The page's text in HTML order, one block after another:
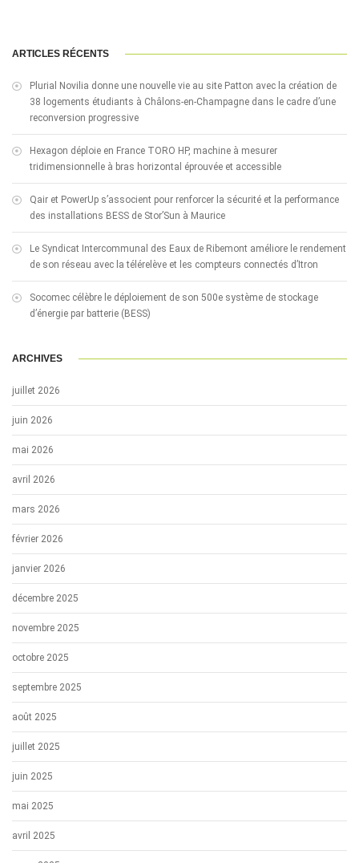
ARTICLES RÉCENTS
Plurial Novilia donne une nouvelle vie au site Patton avec la création de
38 logements étudiants à Châlons-en-Champagne dans le cadre d’une
reconversion progressive
Hexagon déploie en France TORO HP, machine à mesurer
tridimensionnelle à bras horizontal éprouvée et accessible
Qair et PowerUp s’associent pour renforcer la sécurité et la performance
des installations BESS de Stor’Sun à Maurice
Le Syndicat Intercommunal des Eaux de Ribemont améliore le rendement
de son réseau avec la télérelève et les compteurs connectés d’Itron
Socomec célèbre le déploiement de son 500e système de stockage
d’énergie par batterie (BESS)
ARCHIVES
juillet 2026
juin 2026
mai 2026
avril 2026
mars 2026
février 2026
janvier 2026
décembre 2025
novembre 2025
octobre 2025
septembre 2025
août 2025
juillet 2025
juin 2025
mai 2025
avril 2025